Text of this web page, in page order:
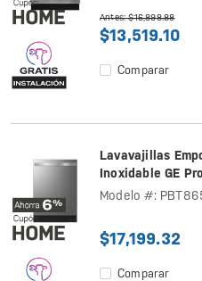
Antes: $16,898.88
$13,519.10
Comparar
Lavavajillas
Inoxidable GE
Modelo #:
$17,199.32
Comparar